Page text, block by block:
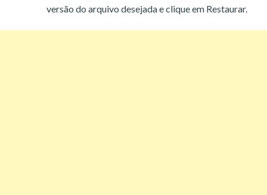
versão do arquivo desejada e clique em Restaurar.